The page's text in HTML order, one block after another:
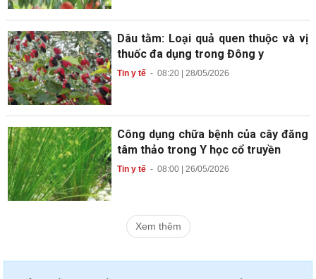
Dâu tằm: Loại quả quen thuộc và vị
thuốc đa dụng trong Đông y
Tin y tế- 08:20 | 28/05/2026
Công dụng chữa bệnh của cây đăng
tâm thảo trong Y học cổ truyền
Tin y tế- 08:00 | 26/05/2026
Xem thêm